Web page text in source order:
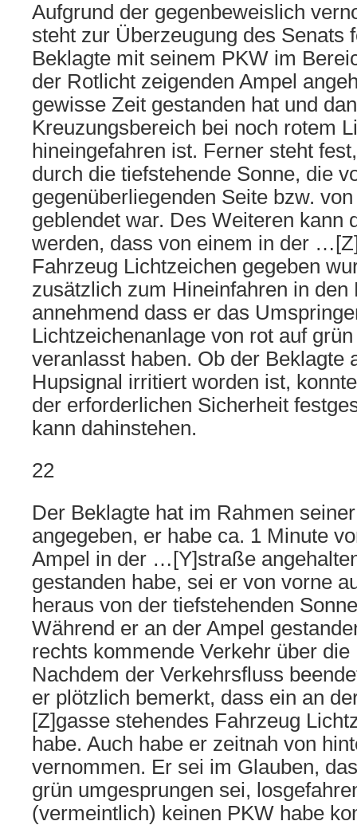
Aufgrund der gegenbeweislich
steht zur Überzeugung des Senats
Beklagte mit seinem PKW im
der Rotlicht zeigenden Ampel
gewisse Zeit gestanden hat und
Kreuzungsbereich bei noch rotem
hineingefahren ist. Ferner steht
durch die tiefstehende Sonne, die
gegenüberliegenden Seite bzw.
geblendet war. Des Weiteren kann
werden, dass von einem in der
Fahrzeug Lichtzeichen gegeben
zusätzlich zum Hineinfahren in den
annehmend dass er das
Lichtzeichenanlage von rot auf
veranlasst haben. Ob der Beklagte
Hupsignal irritiert worden ist,
der erforderlichen Sicherheit
kann dahinstehen.
22
Der Beklagte hat im Rahmen
angegeben, er habe ca. 1 Minute
Ampel in der …[Y]straße
gestanden habe, sei er von vorne
heraus von der tiefstehenden
Während er an der Ampel
rechts kommende Verkehr über
Nachdem der Verkehrsfluss
er plötzlich bemerkt, dass ein an
[Z]gasse stehendes Fahrzeug
habe. Auch habe er zeitnah von
vernommen. Er sei im Glauben,
grün umgesprungen sei,
(vermeintlich) keinen PKW habe